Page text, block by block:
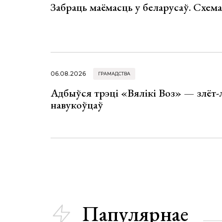
Забраць маёмасць у беларусаў.
06.08.2026 ГРАМАДСТВА
Адбыўся трэці «Вялікі Воз» — злёт-
навукоўцаў
Папулярнае